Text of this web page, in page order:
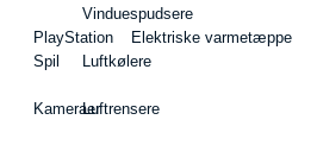
PlayStation
Spil
Kameraer
Vinduespudsere
Luftkølere
Luftrensere
Elektriske varmetæppe